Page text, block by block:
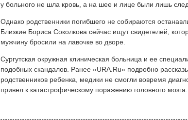
у больного не шла кровь, а на шее и лице были лишь
Однако родственники погибшего не собираются
Близкие Бориса Соколкова сейчас ищут свидетелей,
мужчину бросили на лавочке во дворе.
Сургутская окружная клиническая больница и ее
подобных скандалов. Ранее «URA.Ru» подробно
родственников ребенка, медики не смогли вовремя
привел к катастрофическому поражению головного